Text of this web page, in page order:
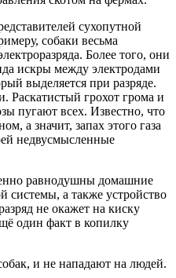
сухопутной
собаки весьма
Более того, они
искры между электродами
выделяется при разряде.
Раскатистый грохот грома и
пугают всех. Известно, что
а значит, запах этого газа
недвусмысленные
равнодушны домашние
системы, а также устройство
не окажет на киску
один факт в копилку
и не нападают на людей.